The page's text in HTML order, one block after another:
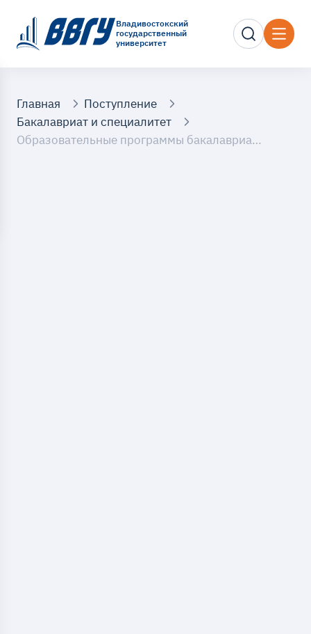
Владивостокский
государственный
университет
Главная
Поступление
Бакалавриат и специалитет
Образовательные программы бакалавриата и специалитета